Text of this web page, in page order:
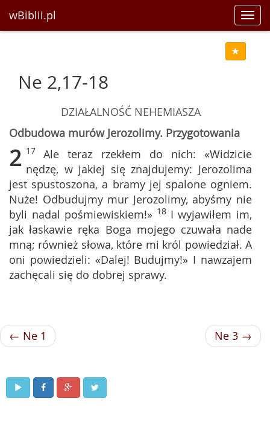
wBiblii.pl
Ne 2,17-18
DZIAŁALNOŚĆ NEHEMIASZA
Odbudowa murów Jerozolimy. Przygotowania
2 17 Ale teraz rzekłem do nich: «Widzicie
nędzę, w jakiej się znajdujemy: Jerozolima
jest spustoszona, a bramy jej spalone ogniem.
Nuże! Odbudujmy mur Jerozolimy, abyśmy nie
byli nadal pośmiewiskiem!» 18 I wyjawiłem im,
jak łaskawie ręka Boga mojego czuwała nade
mną; również słowa, które mi król powiedział. A
oni powiedzieli: «Dalej! Budujmy!» I nawzajem
zachęcali się do dobrej sprawy.
← Ne 1 Ne 3 →